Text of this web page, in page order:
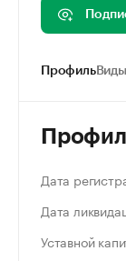
Профиль
Дата
Дата
Уставной